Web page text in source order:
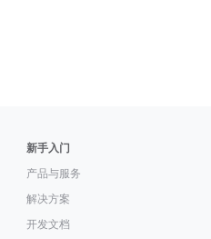
新手入门
产品与服务
解决方案
开发文档